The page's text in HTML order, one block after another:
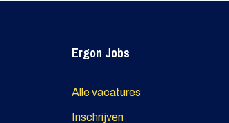
Ergon Jobs
Alle vacatures
Inschrijven